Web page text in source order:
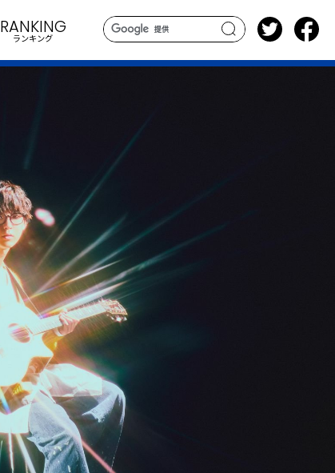
search
RANKING
ランキング